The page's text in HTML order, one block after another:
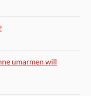
umarmen will